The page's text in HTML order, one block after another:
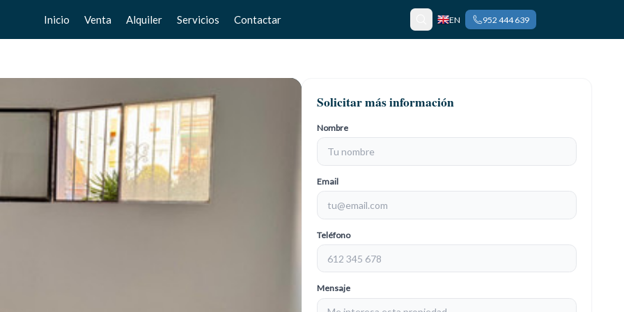
Inicio Venta
Chalets
Adosados
Estudios
Locales
Negocios
Terrenos
Alquiler
Chalets
Adosados
Estudios
Locales
Negocios
Servicios
Valoración gratuita
Home Staging
Contactar EN 952 444 639
Solicitar más información
Nombre
Email
Teléfono
Mensaje